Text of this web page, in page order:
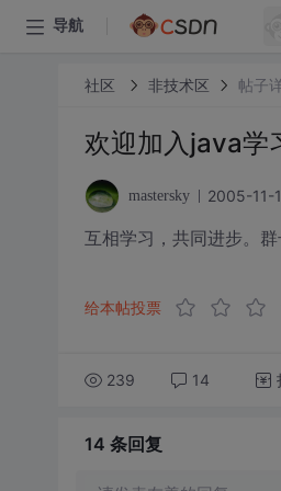
导航
社区 非技术区 帖子
欢迎加入java
mastersky 2005-11-
互相学习，共同进步。
给本帖投票
239 14
14 条回复